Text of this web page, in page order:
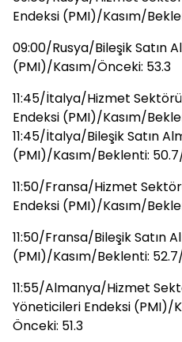
Endeksi (PMI)/Kasım/
09:00/Rusya/Bileşik Satın
(PMI)/Kasım/Önceki: 53.3
11:45/İtalya/Hizmet
Endeksi (PMI)/Kasım/
11:45/İtalya/Bileşik Satın
(PMI)/Kasım/Beklenti:
11:50/Fransa/Hizmet
Endeksi (PMI)/Kasım/
11:50/Fransa/Bileşik Satın
(PMI)/Kasım/Beklenti:
11:55/Almanya/Hizmet
Yöneticileri Endeksi (PMI)/
Önceki: 51.3